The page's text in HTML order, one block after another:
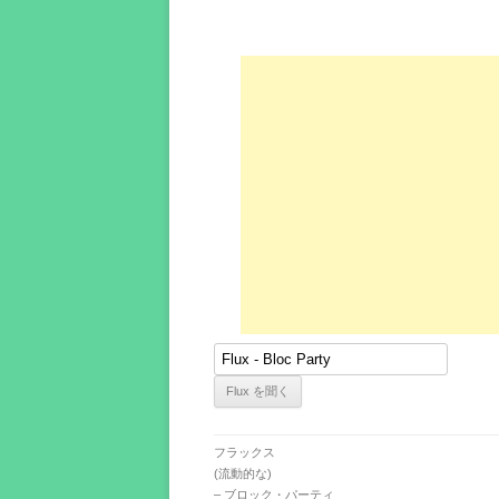
フラックス
(流動的な)
– ブロック・パーティ